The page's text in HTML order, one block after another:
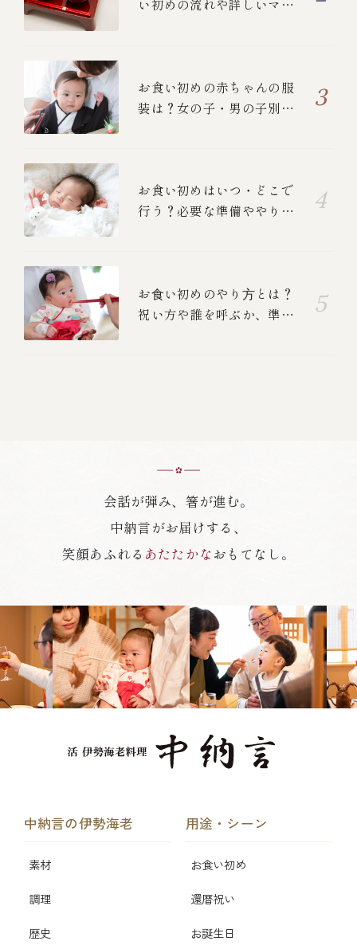
い初めの流れや詳しいマナ
お食い初めの赤ちゃんの服
装は？女の子・男の子別の
お食い初めはいつ・どこで
行う？必要な準備ややり
お⾷い初めのやり⽅とは？
祝い方や誰を呼ぶか、準
会話が弾み、箸が進む。
中納言がお届けする、
笑顔あふれる あたたかな おもてなし。
中納言の伊勢海老
素材
調理
歴史
用途・シーン
お食い初め
還暦祝い
お誕生日